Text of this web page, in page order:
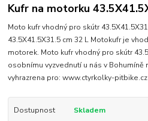
Kufr na motorku
Moto kufr vhodný pro skútr
43.5X41.5X31.5 cm 32 L Motokufr je
motorek. Moto kufr vhodný pro skútr
osobnímu vyzvednutí u nás v Bohumíně
vyhrazrena pro: www.ctyrkolky-pitbike.cz
Dostupnost
Skladem